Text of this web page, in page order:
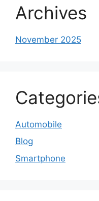
Archives
November 2025
Automobile
Blog
Smartphone